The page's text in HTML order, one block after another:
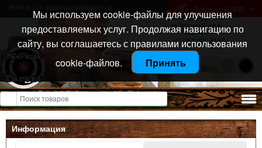
Санкт-Петербург
ул. Тележная 37 лит А
+7 (911) 021-04-08
+7 (812) 921-73-50
Товаров: 0 (0 p )
Открыть меню
Информация
Мы используем cookie-файлы для улучшения
предоставляемых услуг. Продолжая навигацию по
сайту, вы соглашаетесь с правилами использования
cookie-файлов.
Принять